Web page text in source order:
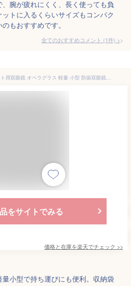
腕が疲れにくく、長く使っても負
トに入るくらいサイズもコンパク
もおすすめです。
全てのおすすめコメント (1件) >
双眼鏡 ライブ用 コンサート用双眼鏡 オペラグラス 軽量 小型 防振双眼鏡 オペラ グラス 舞台観劇 ストラップ 収納袋 金(yg084)
をサイトでみる
価格と在庫を楽天でチェック >>
小型で持ち運びにも便利。収納袋